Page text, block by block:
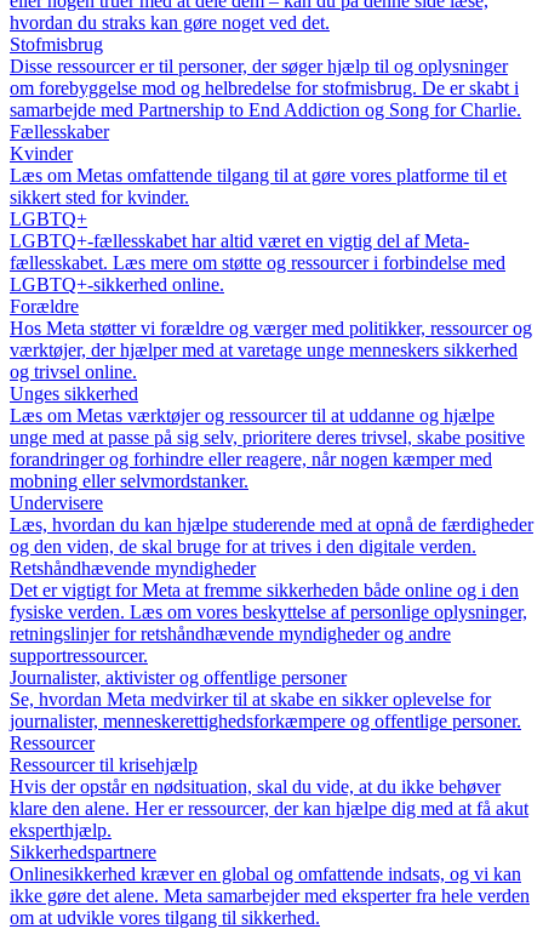
hvordan du straks kan gøre noget ved det.
Stofmisbrug
Disse ressourcer er til personer, der søger hjælp til og oplysninger
om forebyggelse mod og helbredelse for stofmisbrug. De er skabt i
samarbejde med Partnership to End Addiction og Song for Charlie.
Fællesskaber
Kvinder
Læs om Metas omfattende tilgang til at gøre vores platforme til et
sikkert sted for kvinder.
LGBTQ+
LGBTQ+-fællesskabet har altid været en vigtig del af Meta-
fællesskabet. Læs mere om støtte og ressourcer i forbindelse med
LGBTQ+-sikkerhed online.
Forældre
Hos Meta støtter vi forældre og værger med politikker, ressourcer og
værktøjer, der hjælper med at varetage unge menneskers sikkerhed
og trivsel online.
Unges sikkerhed
Læs om Metas værktøjer og ressourcer til at uddanne og hjælpe
unge med at passe på sig selv, prioritere deres trivsel, skabe positive
forandringer og forhindre eller reagere, når nogen kæmper med
mobning eller selvmordstanker.
Undervisere
Læs, hvordan du kan hjælpe studerende med at opnå de færdigheder
og den viden, de skal bruge for at trives i den digitale verden.
Retshåndhævende myndigheder
Det er vigtigt for Meta at fremme sikkerheden både online og i den
fysiske verden. Læs om vores beskyttelse af personlige oplysninger,
retningslinjer for retshåndhævende myndigheder og andre
supportressourcer.
Journalister, aktivister og offentlige personer
Se, hvordan Meta medvirker til at skabe en sikker oplevelse for
journalister, menneskerettighedsforkæmpere og offentlige personer.
Ressourcer
Ressourcer til krisehjælp
Hvis der opstår en nødsituation, skal du vide, at du ikke behøver
klare den alene. Her er ressourcer, der kan hjælpe dig med at få akut
eksperthjælp.
Sikkerhedspartnere
Onlinesikkerhed kræver en global og omfattende indsats, og vi kan
ikke gøre det alene. Meta samarbejder med eksperter fra hele verden
om at udvikle vores tilgang til sikkerhed.